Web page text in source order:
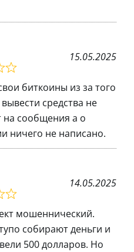
15.05.2025
биткоины из за того
средства не
на сообщения а о
ничего не написано.
14.05.2025
мошеннический.
собирают деньги и
500 долларов. Но